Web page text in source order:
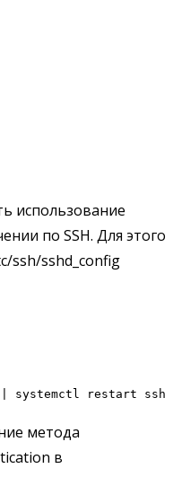
использование
по SSH. Для этого
ssh/sshd_config
systemctl restart ssh
метода
в